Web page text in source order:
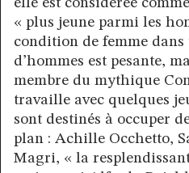
elle est considérée
« plus jeune parmi les
condition de femme
d’hommes est pesante,
membre du mythique
travaille avec quelques
sont destinés à occuper
plan : Achille Occhetto,
Magri, « la